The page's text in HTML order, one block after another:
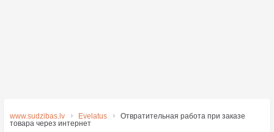
www.sudzibas.lv Evelatus
Отвратительная работа при заказе
товара через интернет